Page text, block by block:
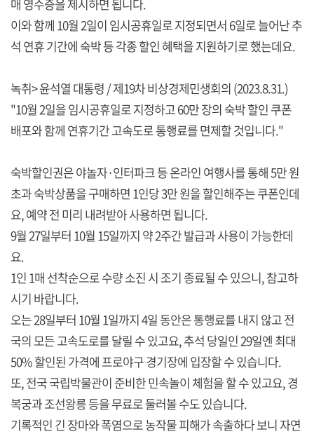
매 영수증을 제시하면 됩니다.
이와 함께 10월 2일이 임시공휴일로 지정되면서 6일로 늘어난 추
석 연휴 기간에 숙박 등 각종 할인 혜택을 지원하기로 했는데요.
녹취> 윤석열 대통령 / 제19차 비상경제민생회의 (2023.8.31.)
"10월 2일을 임시공휴일로 지정하고 60만 장의 숙박 할인 쿠폰
배포와 함께 연휴기간 고속도로 통행료를 면제할 것입니다."
숙박할인권은 야놀자·인터파크 등 온라인 여행사를 통해 5만 원
초과 숙박상품을 구매하면 1인당 3만 원을 할인해주는 쿠폰인데
요, 예약 전 미리 내려받아 사용하면 됩니다.
9월 27일부터 10월 15일까지 약 2주간 발급과 사용이 가능한데
요.
1인 1매 선착순으로 수량 소진 시 조기 종료될 수 있으니, 참고하
시기 바랍니다.
오는 28일부터 10월 1일까지 4일 동안은 통행료를 내지 않고 전
국의 모든 고속도로를 달릴 수 있고요, 추석 당일인 29일엔 최대
50% 할인된 가격에 프로야구 경기장에 입장할 수 있습니다.
또, 전국 국립박물관이 준비한 민속놀이 체험을 할 수 있고요, 경
복궁과 조선왕릉 등을 무료로 둘러볼 수도 있습니다.
기록적인 긴 장마와 폭염으로 농작물 피해가 속출하다 보니 자연